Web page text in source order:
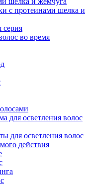
с протеинами шелка и
серия
во время
для осветления волос
для осветления волос
действия